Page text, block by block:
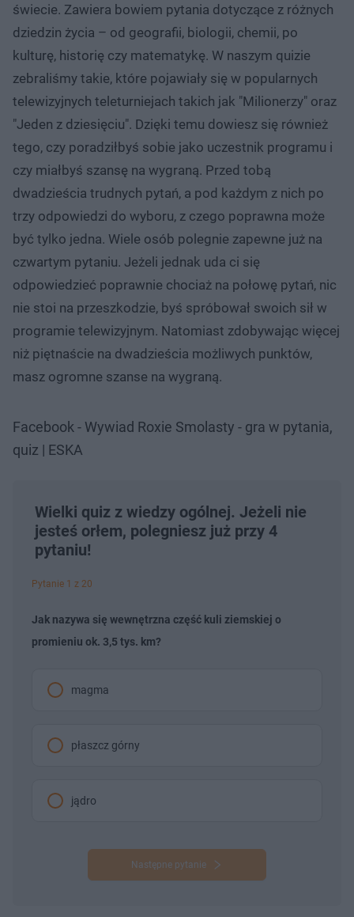
świecie. Zawiera bowiem pytania dotyczące z różnych
dziedzin życia – od geografii, biologii, chemii, po
kulturę, historię czy matematykę. W naszym quizie
zebraliśmy takie, które pojawiały się w popularnych
telewizyjnych teleturniejach takich jak "Milionerzy" oraz
"Jeden z dziesięciu". Dzięki temu dowiesz się również
tego, czy poradziłbyś sobie jako uczestnik programu i
czy miałbyś szansę na wygraną. Przed tobą
dwadzieścia trudnych pytań, a pod każdym z nich po
trzy odpowiedzi do wyboru, z czego poprawna może
być tylko jedna. Wiele osób polegnie zapewne już na
czwartym pytaniu. Jeżeli jednak uda ci się
odpowiedzieć poprawnie chociaż na połowę pytań, nic
nie stoi na przeszkodzie, byś spróbował swoich sił w
programie telewizyjnym. Natomiast zdobywając więcej
niż piętnaście na dwadzieścia możliwych punktów,
masz ogromne szanse na wygraną.
Facebook - Wywiad Roxie Smolasty - gra w pytania,
quiz | ESKA
Wielki quiz z wiedzy ogólnej. Jeżeli nie
jesteś orłem, polegniesz już przy 4
pytaniu!
Pytanie 1 z 20
Jak nazywa się wewnętrzna część kuli ziemskiej o
promieniu ok. 3,5 tys. km?
magma
płaszcz górny
jądro
Następne pytanie